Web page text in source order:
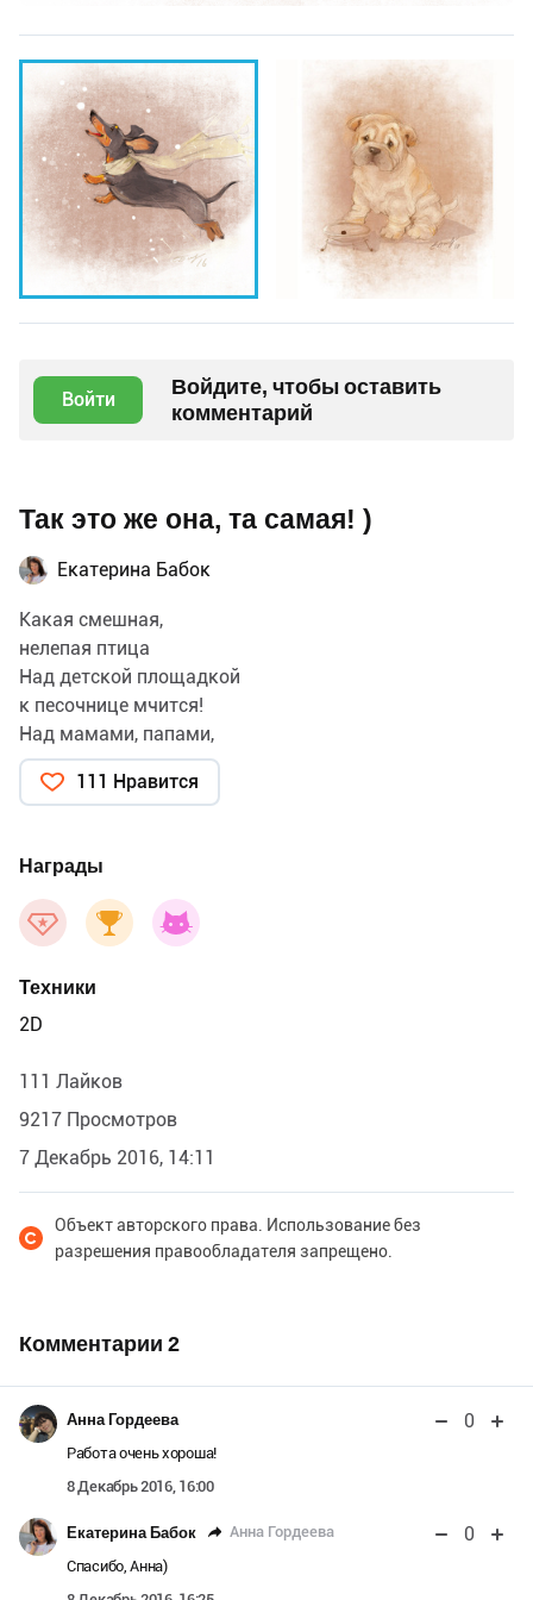
Войти
Войдите, чтобы оставить
комментарий
Так это же она, та самая! )
Екатерина Бабок
Какая смешная,
нелепая птица
Над детской площадкой
к песочнице мчится!
Над мамами, папами,
над малышами
Восторженно машет
половинку ватрушки,
И замерли спицы
в руках у старушки
все рёвы и плаксы
При виде весёлой,
111 Нравится
Награды
Техники
2D
111 Лайков
9217 Просмотров
7 Декабрь 2016, 14:11
Объект авторского права. Использование без
разрешения правообладателя запрещено.
Комментарии 2
Анна Гордеева 0
Работа очень хороша!
8 Декабрь 2016, 16:00
Екатерина Бабок Анна Гордеева 0
Спасибо, Анна)